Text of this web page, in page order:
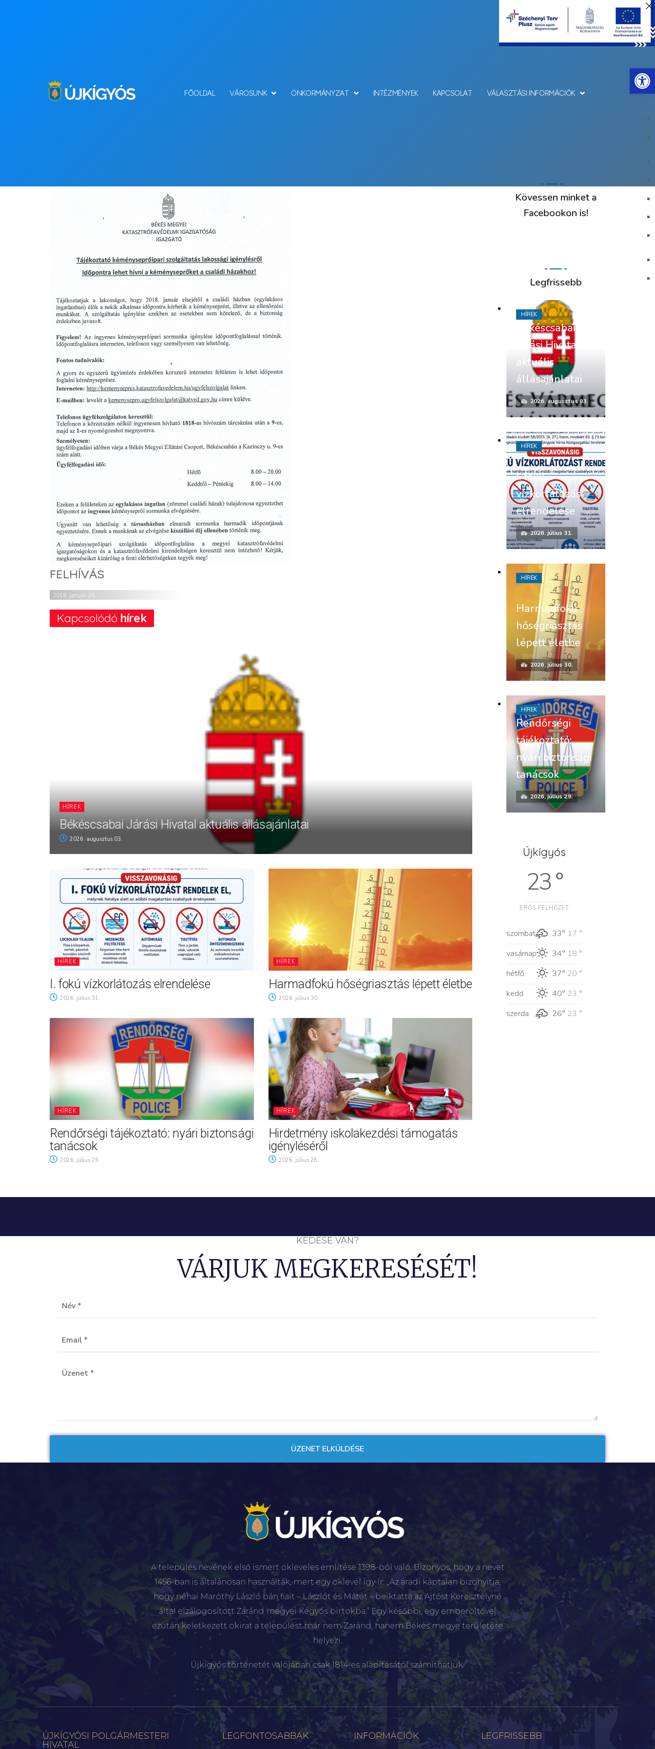
FŐOLDAL VÁROSUNK ÖNKORMÁNYZAT INTÉZMÉNYEK KAPCSOLAT VÁLASZTÁSI INFORMÁCIÓK
FELHÍVÁS
2018. január 25.
Kapcsolódó hírek
HÍREK
Békéscsabai Járási Hivatal aktuális állásajánlatai
2026. augusztus 03.
HÍREK
I. fokú vízkorlátozás elrendelése
2026. július 31.
HÍREK
Harmadfokú hőségriasztás lépett életbe
2026. július 30.
HÍREK
Rendőrségi tájékoztató: nyári biztonsági
tanácsok
2026. július 29.
HÍREK
Hirdetmény iskolakezdési támogatás
igényléséről
2026. július 28.
Kövessen minket a
Facebookon is!
Legfrissebb
Békéscsabai
Járási Hivatal
aktuális
állásajánlatai
2026. augusztus 03.
HÍREK
I. fokú
vízkorlátozás
elrendelése
2026. július 31.
HÍREK
Harmadfokú
hőségriasztás
lépett életbe
2026. július 30.
HÍREK
Rendőrségi
tájékoztató:
nyári biztonsági
tanácsok
2026. július 29.
HÍREK
Újkígyós
23 °
ERŐS FELHŐZET
szombat 33° 17 °
vasárnap
34° 18 °
hétfő
37° 20 °
kedd
40° 23 °
szerda
26° 23 °
KÉDÉSE VAN?
VÁRJUK MEGKERESÉSÉT!
A település nevének első ismert okleveles említése 1398-ból való. Bizonyos, hogy a nevet
1456-ban is általánosan használták, mert egy oklevél így ír: „Az aradi káptalan bizonyítja,
hogy néhai Maróthy László bán fiait – Lászlót és Mátét – beiktatta az Ajtóst Keresztélyné
által elzálogosított Zaránd megyei Kégyós birtokba.” Egy későbbi, egy emberöltővel
ezután keletkezett okirat a települést már nem Zaránd, hanem Békés megye területére
helyezi.
Újkígyós történetét valójában csak 1814-es alapításától számíthatjuk.
ÚJKÍGYÓSI POLGÁRMESTERI
HIVATAL
LEGFONTOSABBAK INFORMÁCIÓK LEGFRISSEBB